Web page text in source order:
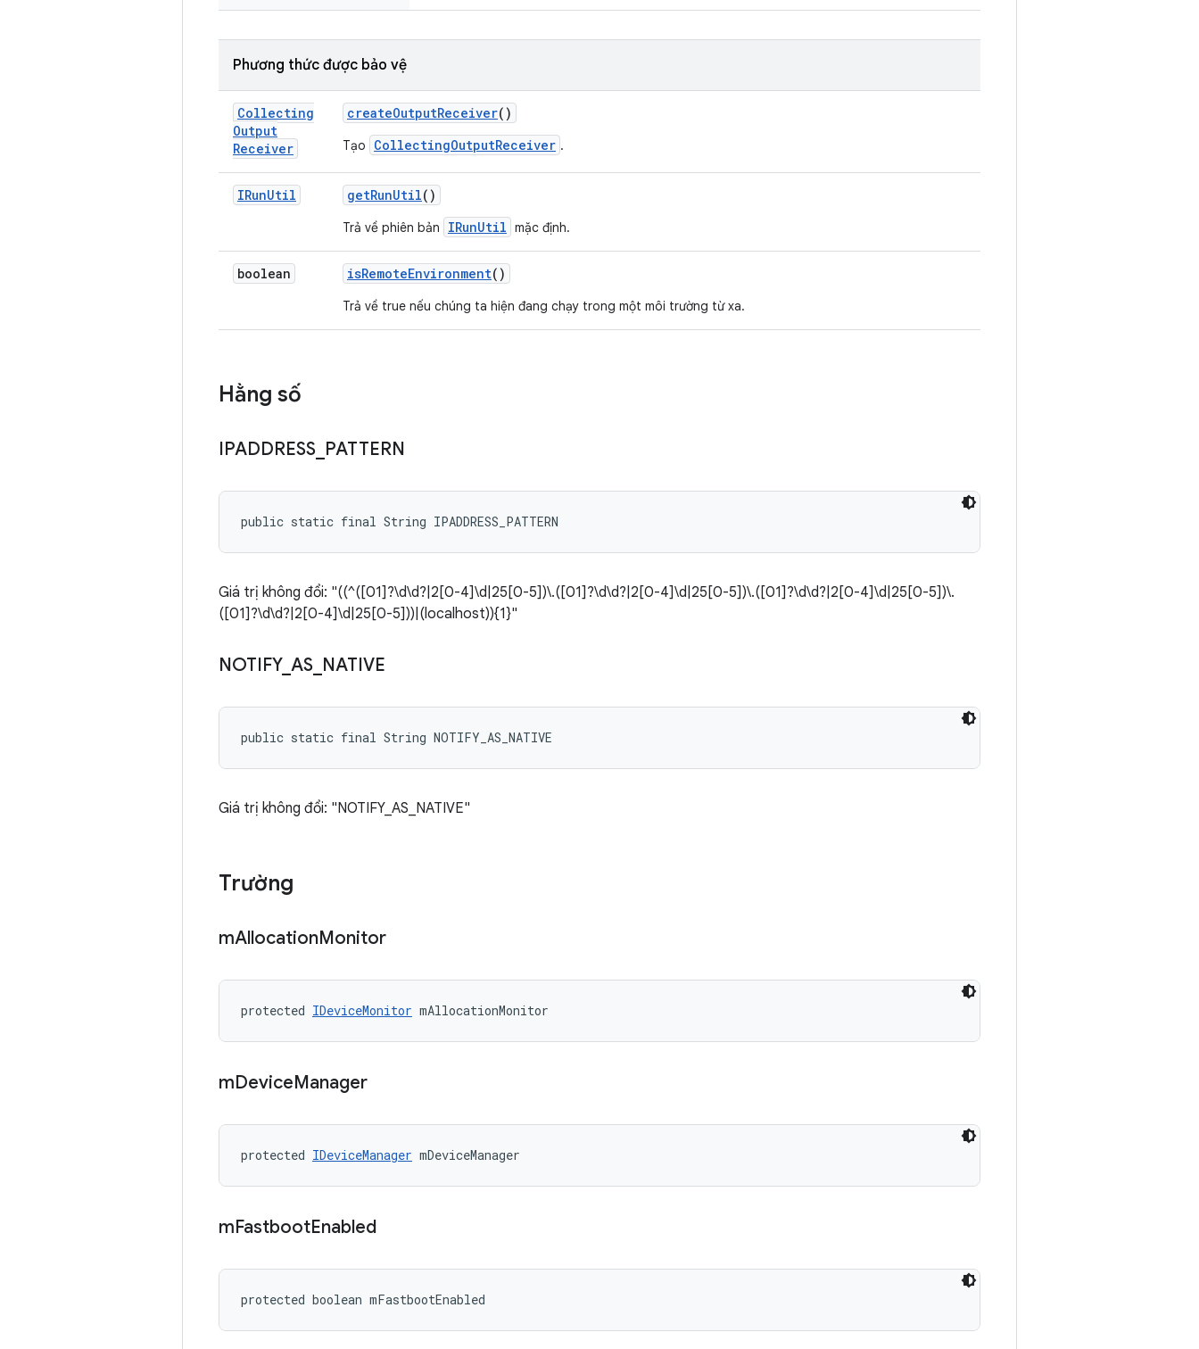
Phương thức được bảo vệ
Collecting
Output
Receiver
createOutputReceiver()
Tạo CollectingOutputReceiver .
IRunUtil getRunUtil()
Trả về phiên bản IRunUtil mặc định.
boolean isRemoteEnvironment()
Trả về true nếu chúng ta hiện đang chạy trong một môi trường từ xa.
Hằng số
IPADDRESS PATTERN
public static final String IPADDRESS_PATTERN
Giá trị không đổi: "((^([01]?\d\d?|2[0-4]\d|25[0-5])\.([01]?\d\d?|2[0-4]\d|25[0-5])\.([01]?\d\d?|2[0-4]\d|25[0-5])\.
([01]?\d\d?|2[0-4]\d|25[0-5]))|(localhost)){1}"
NOTIFY_ AS NATIVE
public static final String NOTIFY_AS_NATIVE
Giá trị không đổi: "NOTIFY_AS_NATIVE"
Trường
mAllocationMonitor
protected IDeviceMonitor mAllocationMonitor
mDeviceManager
protected IDeviceManager mDeviceManager
mFastbootEnabled
protected boolean mFastbootEnabled